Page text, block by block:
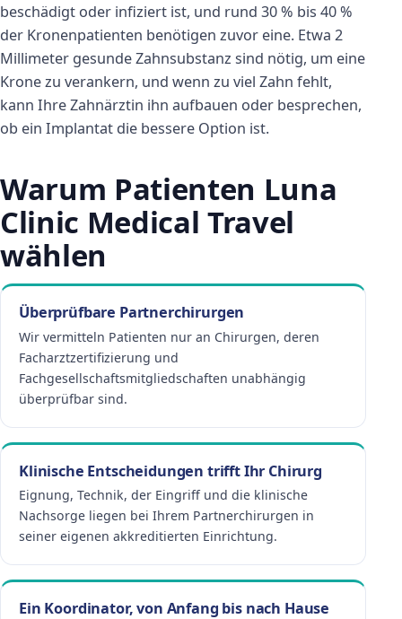
beschädigt oder infiziert ist, und rund 30 % bis 40 %
der Kronenpatienten benötigen zuvor eine. Etwa 2
Millimeter gesunde Zahnsubstanz sind nötig, um eine
Krone zu verankern, und wenn zu viel Zahn fehlt,
kann Ihre Zahnärztin ihn aufbauen oder besprechen,
ob ein Implantat die bessere Option ist.
Warum Patienten Luna
Clinic Medical Travel
wählen
Überprüfbare Partnerchirurgen
Wir vermitteln Patienten nur an Chirurgen, deren
Facharztzertifizierung und
Fachgesellschaftsmitgliedschaften unabhängig
überprüfbar sind.
Klinische Entscheidungen trifft Ihr Chirurg
Eignung, Technik, der Eingriff und die klinische
Nachsorge liegen bei Ihrem Partnerchirurgen in
seiner eigenen akkreditierten Einrichtung.
Ein Koordinator, von Anfang bis nach Hause